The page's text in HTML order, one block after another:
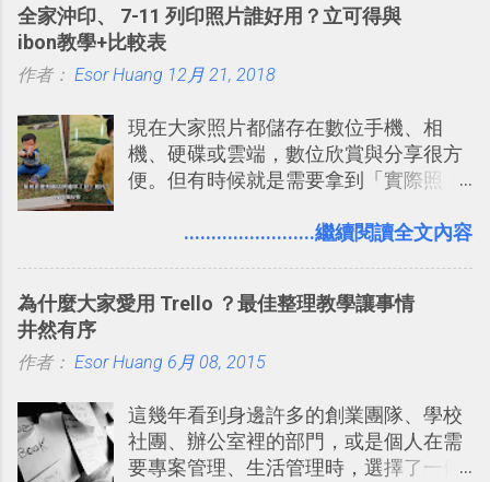
有機會在一個專案合作中使用了 Slack
一段時間，我覺得它吸引人之處有三
點： 1. 「 很有趣 」： Slack 裡擁有跟
聊天打屁、傳送有趣影音圖文的功能。
2. 「 有效率 」：但是 Slack 的頻道、群
組機制讓茶水間的聊天，不會干擾工作
事可以從聊天中記錄重點。 3. 「 有彈性
的軟體則讓同事可以在任何地方和公司
台，可以參考： JANDI 高效率團隊通訊
戶 。 2017/3 新增 ： Sortd for Slack：
改造 Slack 討論串介面變成專案任務排
程看板
全家沖印、 7-11 列印照片誰好用？立可得與
ibon教學+比較表
作者： Esor Huang 12月 21, 2018
現在大家照片都儲存在數位手機、相
機、硬碟或雲端，數位欣賞與分享很方
便。但有時候就是需要拿到「實際照
要製作家庭相框 用照片來當小禮物 把照
片？而且最好能不花時間、立即拿到、
（或是沒有好的印表機），又不想跑照
提供了印照片的服務 ，而且價格不貴，
可以立即拿到，操作流程也十分簡單。
之前我在電腦玩物分享過：「 不需買印
........................繼續閱讀全文內容
為什麼大家愛用 Trello ？最佳整理教學讓事情
井然有序
作者： Esor Huang 6月 08, 2015
這幾年看到身邊許多的創業團隊、學校
社團、辦公室裡的部門，或是個人在需
要專案管理、生活管理時，選擇了一個